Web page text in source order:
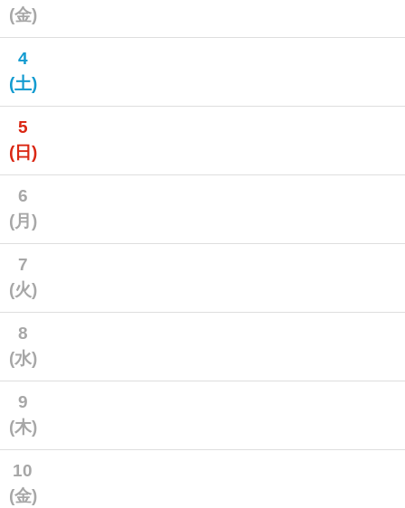
(金)
4
(土)
5
(日)
6
(月)
7
(火)
8
(水)
9
(木)
10
(金)